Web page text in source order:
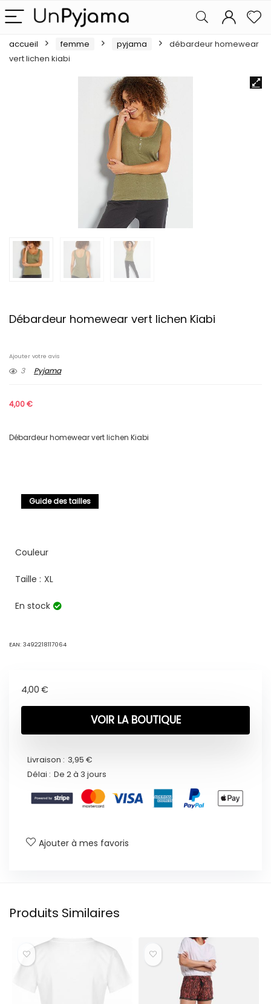
accueil femme pyjama
débardeur homewear
vert lichen kiabi
Débardeur homewear vert lichen Kiabi
Ajouter votre avis
3 Pyjama
4,00€
Débardeur homewear vert lichen Kiabi
Guide des tailles
Couleur
Taille : XL
En stock
EAN: 3492218117064
4,00 €
VOIR LA BOUTIQUE
Livraison : 3,95 €
Délai : De 2 à 3 jours
Ajouter à mes favoris
Produits Similaires